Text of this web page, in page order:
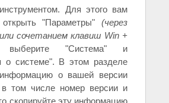
Для этого вам
открыть "Параметры" (через
сочетанием клавиш Win +
"Система" и
о системе". В этом разделе
о вашей версии
том числе номер версии и
скопируйте эту информацию